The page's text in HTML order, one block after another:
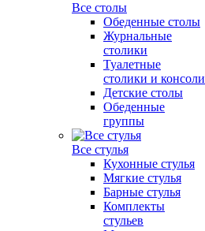
Все столы
Обеденные столы
Журнальные
столики
Туалетные
столики и консоли
Детские столы
Обеденные
группы
Все стулья
Кухонные стулья
Мягкие стулья
Барные стулья
Комплекты
стульев